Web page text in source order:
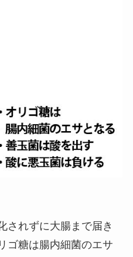
されずに大腸まで届き
ゴ糖は腸内細菌のエサ